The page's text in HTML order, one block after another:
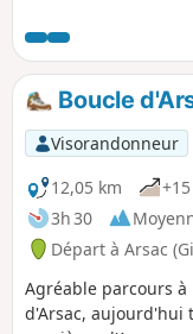
Fellonneau, Château
Château Paloumey.
poissons à l'Étang
Paloumey.
Boucle
Visorandonneur
12,05 km
3h 30
Départ à Arsac
Agréable parcours
d'Arsac, aujourd'hui